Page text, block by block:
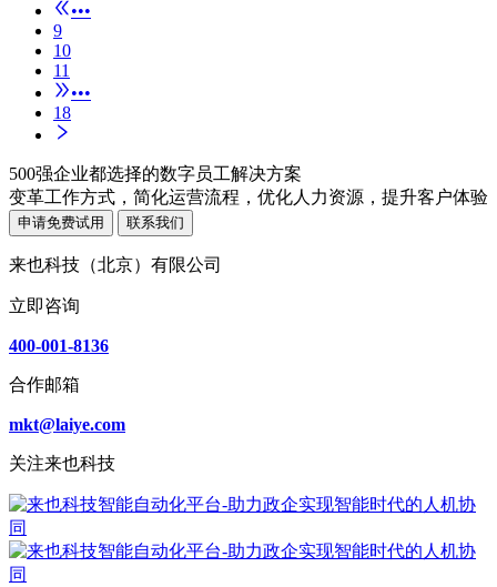
•••
9
10
11
•••
18
500强企业都选择的数字员工解决方案
变革工作方式，简化运营流程，优化人力资源，提升客户体验
申请免费试用 联系我们
来也科技（北京）有限公司
立即咨询
400-001-8136
合作邮箱
mkt@laiye.com
关注来也科技